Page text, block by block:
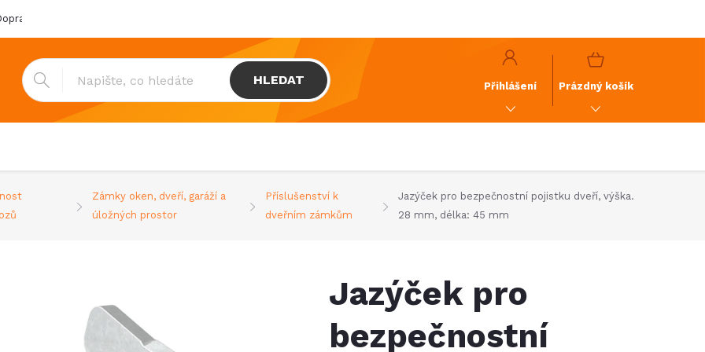
& platba
HLEDAT Přihlášení
NÁKUPNÍ
Prázdný košík
Zámky oken, dveří, garáží a
úložných prostor
Příslušenství k
dveřním zámkům
Jazýček pro bezpečnostní pojistku dveří, výška.
28 mm, délka: 45 mm
Jazýček pro
bezpečnostní